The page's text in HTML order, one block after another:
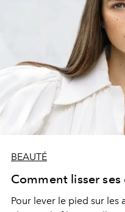
BEAUTÉ
Comment lisser
Pour lever le pied sur les